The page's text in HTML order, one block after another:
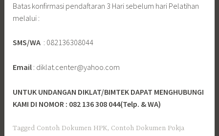
Batas konfirmasi pendaftaran 3 Hari sebelum hari Pelatihan
melalui :
SMS/WA : 082136308044
Email : diklat.center@yahoo.com
UNTUK UNDANGAN DIKLAT/BIMTEK DAPAT MENGHUBUNGI
KAMI DI NOMOR : 082 136 308 044(Telp. & WA)
Tagged Contoh Dokumen HPK, Contoh Dokumen Pokja